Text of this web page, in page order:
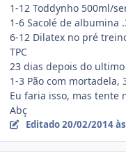
1-12 Toddynho 500ml/
1-6 Sacolé de albumina
6-12 Dilatex no pré
TPC
23 dias depois do
1-3 Pão com mortadela,
Eu faria isso, mas tente
Abç
Editado20/02/2014